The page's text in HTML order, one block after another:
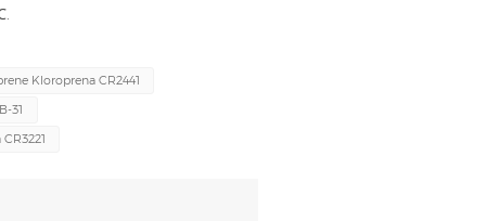
Kloroprena CR2441
31